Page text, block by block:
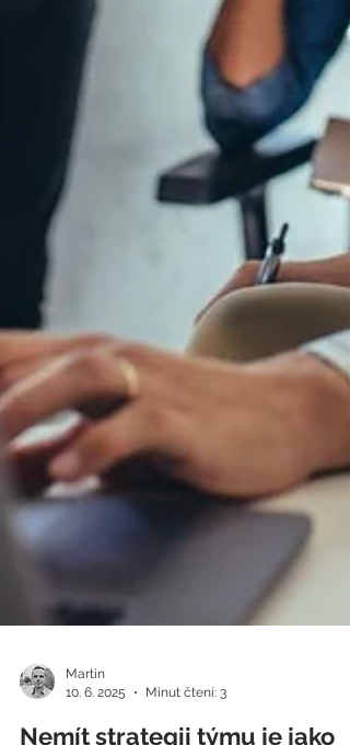
10. 6. 2025
Minut čtení: 3